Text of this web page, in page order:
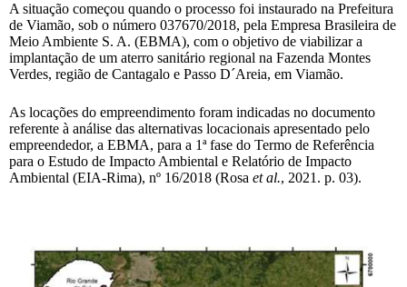
A situação começou quando o processo foi instaurado na Prefeitura
de Viamão, sob o número 037670/2018, pela Empresa Brasileira de
Meio Ambiente S. A. (EBMA), com o objetivo de viabilizar a
implantação de um aterro sanitário regional na Fazenda Montes
Verdes, região de Cantagalo e Passo D´Areia, em Viamão.
As locações do empreendimento foram indicadas no documento
referente à análise das alternativas locacionais apresentado pelo
empreendedor, a EBMA, para a 1ª fase do Termo de Referência
para o Estudo de Impacto Ambiental e Relatório de Impacto
Ambiental (EIA-Rima), nº 16/2018 (Rosa et al., 2021. p. 03).